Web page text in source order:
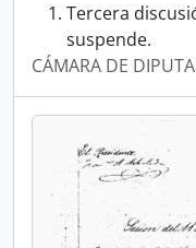
Tercera
suspende.
CÁMARA DE